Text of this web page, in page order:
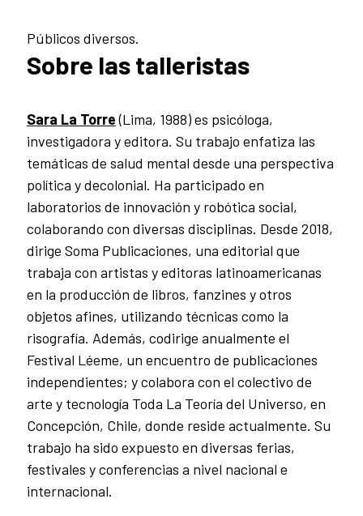
Públicos diversos.
Sobre las talleristas
Sara La Torre(Lima, 1988) es psicóloga,
investigadora y editora. Su trabajo enfatiza las
temáticas de salud mental desde una perspectiva
política y decolonial. Ha participado en
laboratorios de innovación y robótica social,
colaborando con diversas disciplinas. Desde 2018,
dirige Soma Publicaciones, una editorial que
trabaja con artistas y editoras latinoamericanas
en la producción de libros, fanzines y otros
objetos afines, utilizando técnicas como la
risografía. Además, codirige anualmente el
Festival Léeme, un encuentro de publicaciones
independientes; y colabora con el colectivo de
arte y tecnología Toda La Teoría del Universo, en
Concepción, Chile, donde reside actualmente. Su
trabajo ha sido expuesto en diversas ferias,
festivales y conferencias a nivel nacional e
internacional.